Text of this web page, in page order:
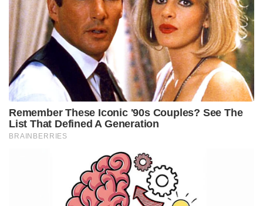
സൂപ്പർ കിംഗ്‌സ് താരങ്ങൾ ഇടപെട്ടാണ് ഇരുവരേയും
പിടിച്ചുമാറ്റിയത്. സംഭവത്തിൽ മാച്ച് റഫറി
അന്വേഷണം ആരംഭിച്ചിട്ടുണ്ടെന്നും ഇരുവർക്കും
കനത്ത പിഴ ലഭിക്കാൻ സാധ്യതയുണ്ടെന്നുമാണ്
വിവരം.
Tags: sanju samson ipl 2026